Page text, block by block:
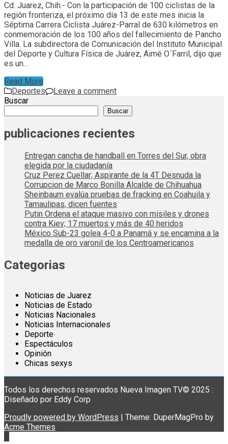
Cd. Juarez, Chih.- Con la participación de 100 ciclistas de la
región fronteriza, el próximo día 13 de este mes inicia la
Séptima Carrera Ciclista Juárez-Parral de 630 kilómetros en
conmemoración de los 100 años del fallecimiento de Pancho
Villa. La subdirectora de Comunicación del Instituto Municipal
del Deporte y Cultura Física de Juárez, Aimé O´Farril, dijo que
es un…
Read More
Deportes
Leave a comment
Buscar
Buscar
publicaciones recientes
Entregan cancha de handball en Torres del Sur, obra
elegida por la ciudadanía
Cruz Perez Cuellar; Aspirante de la 4T Desnuda la
Corrupcion de Marco Bonilla Alcalde de Chihuahua
Sheinbaum evalúa pruebas de fracking en Coahuila y
Tamaulipas, dicen fuentes
Putin Ordena el ataque masivo con misiles y drones
contra Kiev; 17 muertos y más de 40 heridos
México Sub-23 golea 4-0 a Panamá y se encamina a la
medalla de oro varonil de los Centroamericanos
Categorias
Noticias de Juarez
Noticias de Estado
Noticias Nacionales
Noticias Internacionales
Deporte
Espectáculos
Opinión
Chicas sexys
Todos los derechos reservados Nueva Imagen TV© 2025 :
Diseñado por Eddy Corp
Proudly powered by WordPress | Theme: DuperMagPro by
Acme Themes